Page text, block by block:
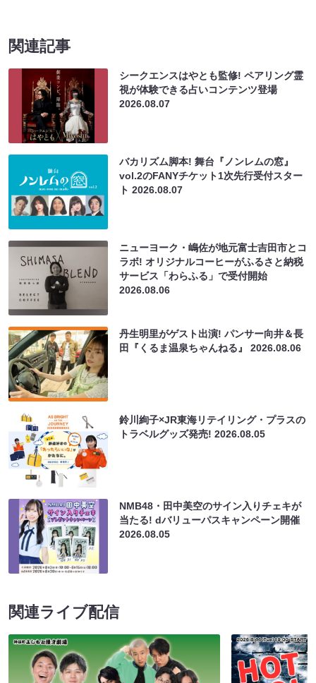
関連記事
シークエンスはやとも監修! ペアリング霊
視が体験できる占いコンテンツ登場
2026.08.07
バカリズム脚本! 舞台『ノンレムの窓』
vol.2のFANYチケット1次先行受付スター
ト2026.08.07
ニューヨーク・嶋佐が地元富士吉田市とコ
ラボ! オリジナルコーヒーがふるさと納税
サービス「わらふる」で受付開始
2026.08.06
丹生明里がゲスト出演! パンサー向井＆長
田『くるま温泉ちゃんねる』2026.08.06
鈴川絢子×JR東海リテイリング・プラスの
トラベルグッズ発売!2026.08.05
NMB48・田中美空のサイン入りチェキが
当たる! dバリューパスキャンペーン開催
2026.08.05
関連ライブ配信